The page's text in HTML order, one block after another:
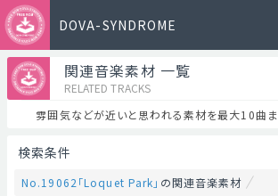
DOVA-SYNDROME
関連音楽素材 一覧
RELATED TRACKS
雰囲気などが近いと思われる素材を最大10曲ま
検索条件
No.19062「Loquet Park」 の関連音楽素材